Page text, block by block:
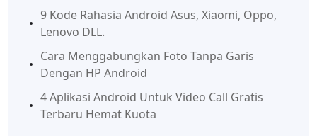
9 Kode Rahasia Android Asus, Xiaomi, Oppo,
Lenovo DLL.
Cara Menggabungkan Foto Tanpa Garis
Dengan HP Android
4 Aplikasi Android Untuk Video Call Gratis
Terbaru Hemat Kuota